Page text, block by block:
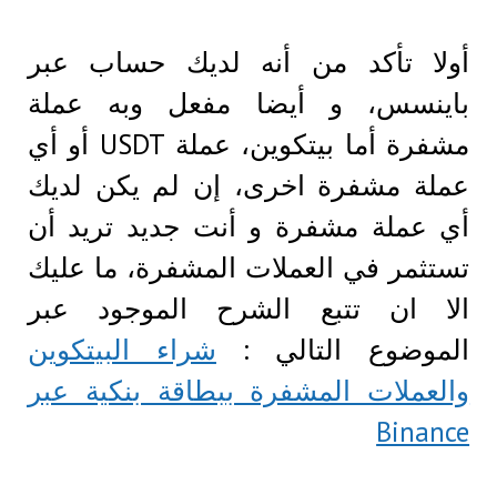
أولا تأكد من أنه لديك حساب عبر
باينسس، و أيضا مفعل وبه عملة
مشفرة أما بيتكوين، عملة USDT أو أي
عملة مشفرة اخرى، إن لم يكن لديك
أي عملة مشفرة و أنت جديد تريد أن
تستثمر في العملات المشفرة، ما عليك
الا ان تتبع الشرح الموجود عبر
الموضوع التالي : شراء البيتكوين
والعملات المشفرة ببطاقة بنكية عبر
Binance